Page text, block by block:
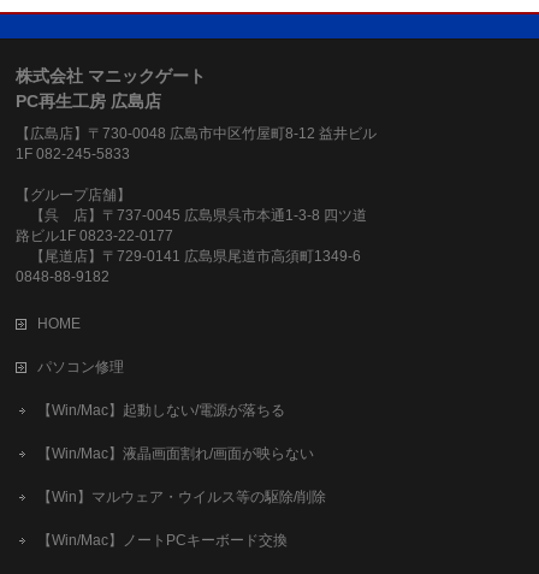
株式会社 マニックゲート
PC再生工房 広島店
【広島店】〒730-0048 広島市中区竹屋町8-12 益井ビル
1F 082-245-5833
【グループ店舗】
【呉 店】〒737-0045 広島県呉市本通1-3-8 四ツ道
路ビル1F 0823-22-0177
【尾道店】〒729-0141 広島県尾道市高須町1349-6
0848-88-9182
HOME
パソコン修理
【Win/Mac】起動しない/電源が落ちる
【Win/Mac】液晶画面割れ/画面が映らない
【Win】マルウェア・ウイルス等の駆除/削除
【Win/Mac】ノートPCキーボード交換